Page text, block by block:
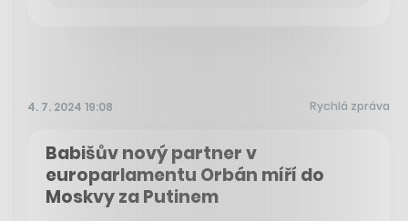
4. 7. 2024 19:08 Rychlá zpráva
Babišův nový partner v
europarlamentu Orbán míří do
Moskvy za Putinem